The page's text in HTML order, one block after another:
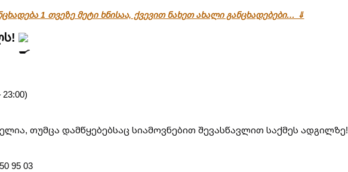
1 თვეზე მეტი ხნისაა, ქვევით ნახეთ ახალი განცხადებები… ⇓
თუმცა დამწყებებსაც სიამოვნებით შევასწავლით საქმეს ადგილზე!
95 03